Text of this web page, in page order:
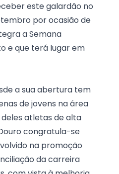
este galardão no
por ocasião de
a Semana
e que terá lugar em
a sua abertura tem
de jovens na área
atletas de alta
congratula-se
na promoção
da carreira